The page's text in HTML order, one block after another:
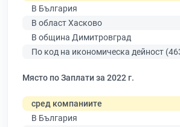
В България
В област Хасково
В община Димитровград
По код на икономическа дейност
Място по Заплати за 2022 г.
сред компаниите
В България